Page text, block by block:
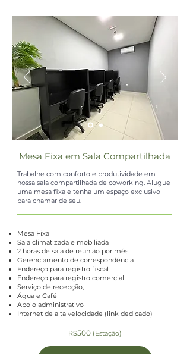
Mesa Fixa em Sala Compartilhada
R$500 (Estação)
Trabalhe com conforto e produtividade em
nossa sala compartilhada de coworking. Alugue
uma mesa fixa e tenha um espaço exclusivo
para chamar de seu.
Mesa Fixa
Sala climatizada e mobiliada
2 horas de sala de reunião por mês
Gerenciamento de correspondência
Endereço para registro fiscal
Endereço para registro comercial
Serviço de recepção,
Água e Café
Apoio administrativo
Internet de alta velocidade (link dedicado)